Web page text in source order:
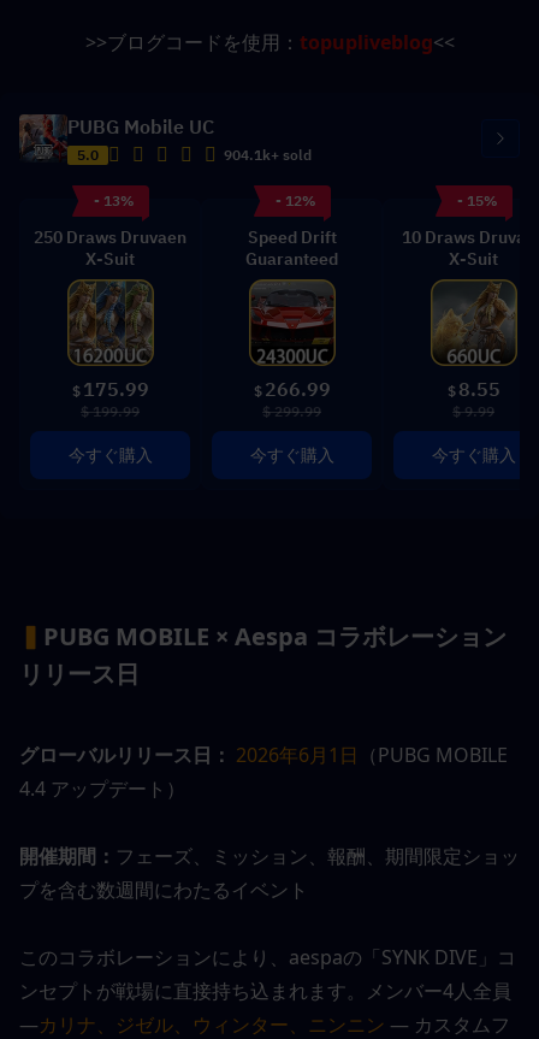
>>ブログコードを使用： topupliveblog<<
PUBG Mobile UC
5.0 904.1k+ sold
- 13%
250 Draws Druvaen
X-Suit
$ 175.99
$ 199.99
今すぐ購入
- 12%
Speed Drift
Guaranteed
$ 266.99
$ 299.99
今すぐ購入
- 15%
10 Draws
X-Suit
$ 8.55
$ 9.99
今すぐ購入
▍ PUBG MOBILE × Aespa コラボレーション
リリース日
グローバルリリース日： 2026年6月1日 （PUBG MOBILE
4.4 アップデート）
開催期間： フェーズ、ミッション、報酬、期間限定ショッ
プを含む数週間にわたるイベント
このコラボレーションにより、aespaの「SYNK DIVE」コ
ンセプトが戦場に直接持ち込まれます。メンバー4人全員
—カリナ、ジゼル、ウィンター、ニンニン — カスタムフ